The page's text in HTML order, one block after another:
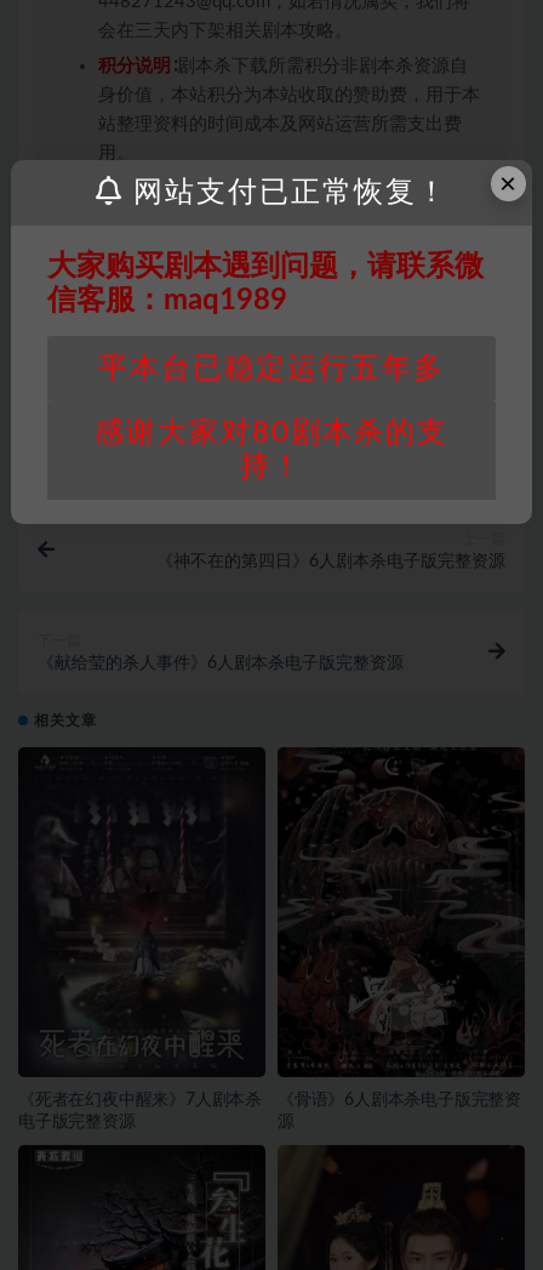
会在三天内下架相关剧本攻略。
积分说明 ∶剧本杀下载所需积分非剧本杀资源自
身价值，本站积分为本站收取的赞助费，用于本
站整理资料的时间成本及网站运营所需支出费
用。
重要提醒∶任何情况下，本站及相关人士对于访
承担任何责任。未经许可的【搬运】和【账号共
享】可能会被取消VIP，恕不另行通知！
日式本
打赏 收藏 链接
《神不在的第四日》6人剧本杀电子版完整资源
《献给莹的杀人事件》6人剧本杀电子版完整资源
相关文章
《死者在幻夜中醒来》7人剧本杀
电子版完整资源
《骨语》6人剧本杀电子版完整资
源
×
网站支付已正常恢复！
大家购买剧本遇到问题，请联系微
信客服：maq1989
平本台已稳定运行五年多
感谢大家对80剧本杀的支
持！